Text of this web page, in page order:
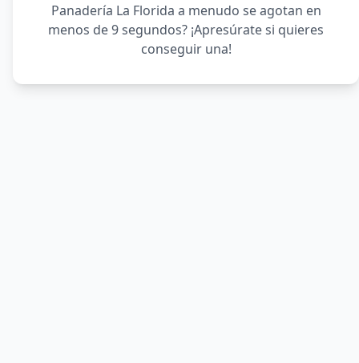
Panadería La Florida a menudo se agotan en
menos de 9 segundos? ¡Apresúrate si quieres
conseguir una!